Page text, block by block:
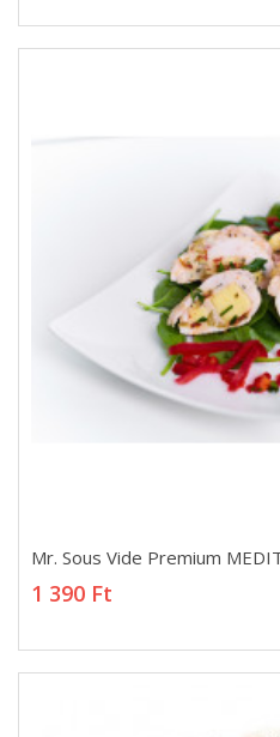
1 390 Ft
Mr. Sous Vide Premium
1 390 Ft